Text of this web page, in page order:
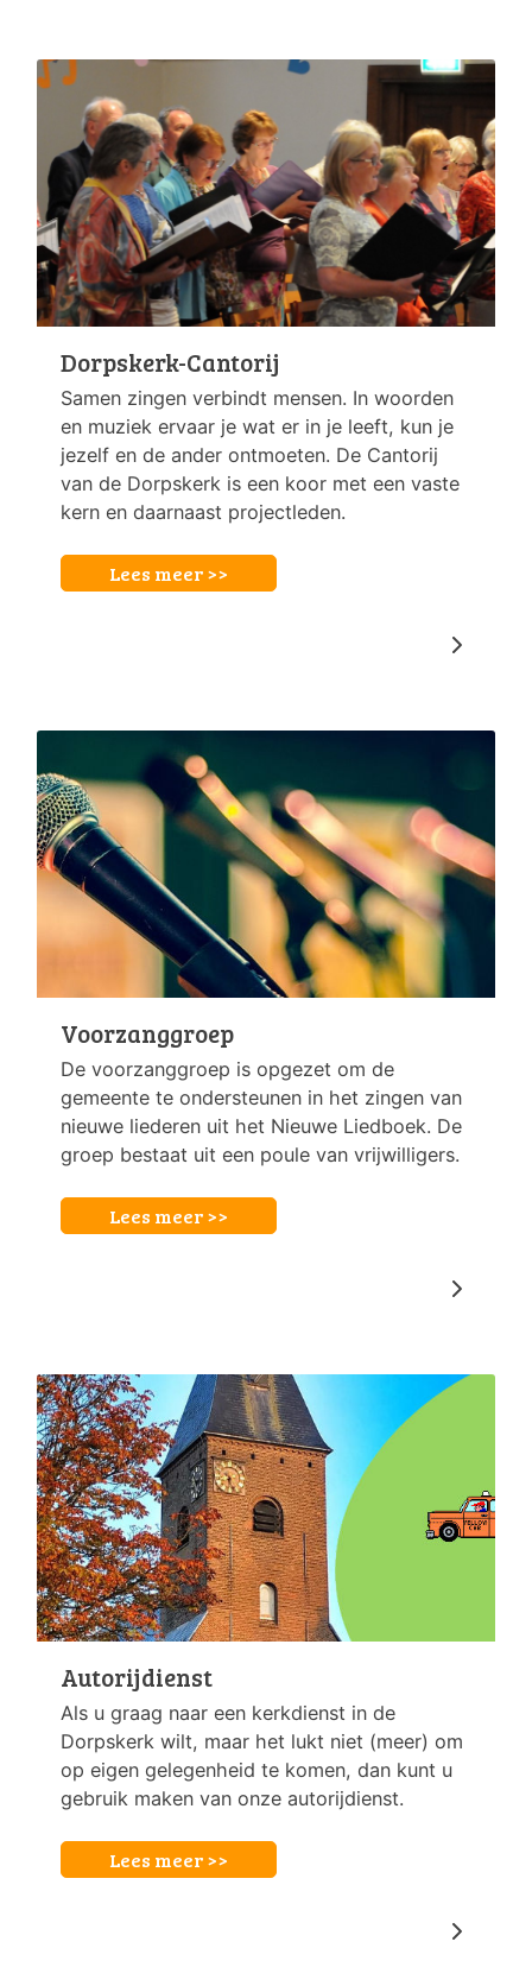
Dorpskerk-Cantorij
Samen zingen verbindt mensen. In woorden
en muziek ervaar je wat er in je leeft, kun je
jezelf en de ander ontmoeten. De Cantorij
van de Dorpskerk is een koor met een vaste
kern en daarnaast projectleden.
Lees meer >>
Voorzanggroep
De voorzanggroep is opgezet om de
gemeente te ondersteunen in het zingen van
nieuwe liederen uit het Nieuwe Liedboek. De
groep bestaat uit een poule van vrijwilligers.
Lees meer >>
Autorijdienst
Als u graag naar een kerkdienst in de
Dorpskerk wilt, maar het lukt niet (meer) om
op eigen gelegenheid te komen, dan kunt u
gebruik maken van onze autorijdienst.
Lees meer >>